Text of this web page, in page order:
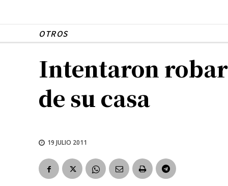
OTROS
Intentaron robar
de su casa
19 JULIO 2011